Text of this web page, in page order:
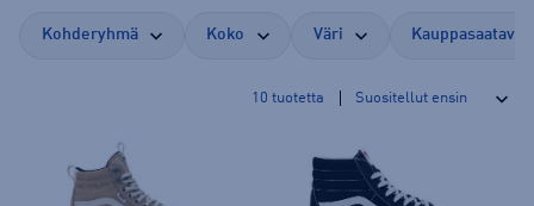
Kohderyhmä Koko Väri
10 tuotetta